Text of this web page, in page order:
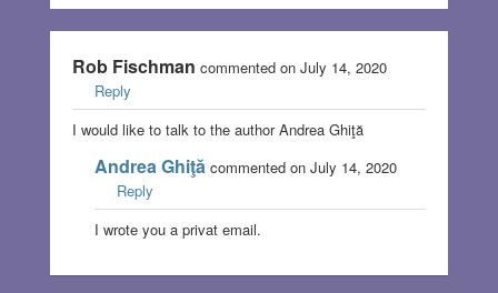
Rob Fischman commented on July 14, 2020
Reply
I would like to talk to the author Andrea Ghiţă
Andrea Ghiţă commented on July 14, 2020
Reply
I wrote you a privat email.